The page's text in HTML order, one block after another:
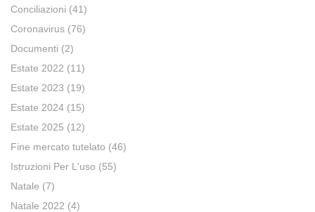
Conciliazioni (41)
Coronavirus (76)
Documenti (2)
Estate 2022 (11)
Estate 2023 (19)
Estate 2024 (15)
Estate 2025 (12)
Fine mercato tutelato (46)
Istruzioni Per L'uso (55)
Natale (7)
Natale 2022 (4)